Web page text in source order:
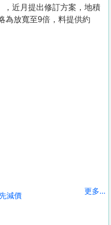
，近月提出修訂方案，地積
為放寬至9倍，料提供約
減價
更多...